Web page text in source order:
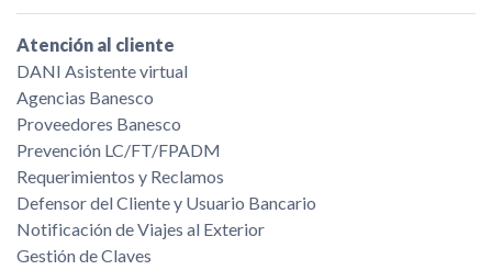
Atención al cliente
DANI Asistente virtual
Agencias Banesco
Proveedores Banesco
Prevención LC/FT/FPADM
Requerimientos y Reclamos
Defensor del Cliente y Usuario Bancario
Notificación de Viajes al Exterior
Gestión de Claves